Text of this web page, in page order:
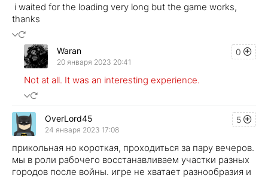
i waited for the loading very long but the game works,
thanks
0
Waran
20 января 2023 20:41
Not at all. It was an interesting experience.
5
OverLord45
24 января 2023 17:08
прикольная но короткая, проходиться за пару вечеров.
мы в роли рабочего восстанавливаем участки разных
городов после войны. игре не хватает разнообразия и